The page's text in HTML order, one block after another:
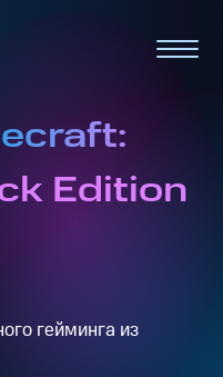
Edition
гейминга из